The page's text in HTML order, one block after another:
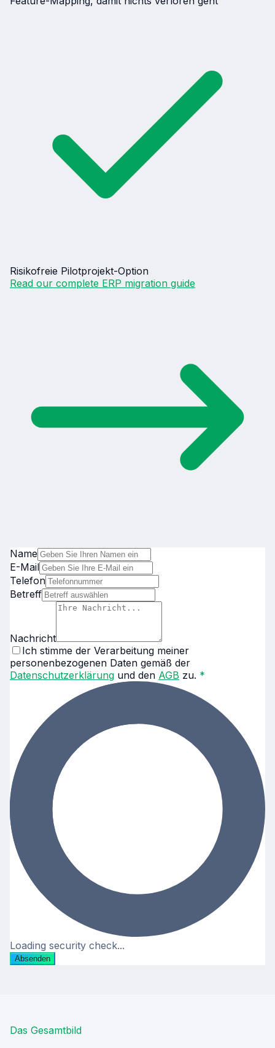
Risikofreie Pilotprojekt-Option
Read our complete ERP migration guide
Name
E-Mail
Telefon
Betreff
Nachricht
Ich stimme der Verarbeitung meiner
personenbezogenen Daten gemäß der
Datenschutzerklärung und den AGB zu. *
Loading security check...
Absenden
Das Gesamtbild